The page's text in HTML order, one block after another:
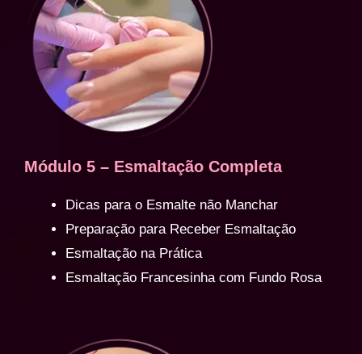
Módulo 5 – Esmaltação Completa
Dicas para o Esmalte não Manchar
Preparação para Receber Esmaltação
Esmaltação na Prática
Esmaltação Francesinha com Fundo Rosa